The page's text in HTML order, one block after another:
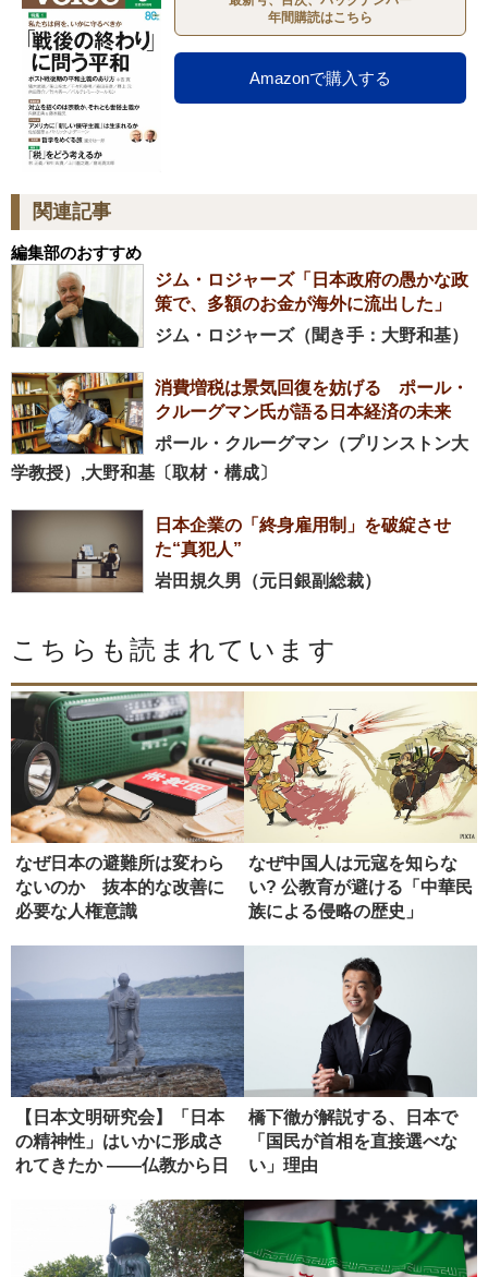
年間購読はこちら
Amazonで購入する
関連記事
編集部のおすすめ
ジム・ロジャーズ「日本政府の愚かな政
策で、多額のお金が海外に流出した」
ジム・ロジャーズ（聞き手：大野和基）
消費増税は景気回復を妨げる ポール・
クルーグマン氏が語る日本経済の未来
ポール・クルーグマン（プリンストン大
学教授）,大野和基〔取材・構成〕
日本企業の「終身雇用制」を破綻させ
た“真犯人”
岩田規久男（元日銀副総裁）
こちらも読まれています
なぜ日本の避難所は変わら
ないのか 抜本的な改善に
必要な人権意識
なぜ中国人は元寇を知らな
い? 公教育が避ける「中華民
族による侵略の歴史」
【日本文明研究会】「日本
の精神性」はいかに形成さ
れてきたか ――仏教から日
橋下徹が解説する、日本で
「国民が首相を直接選べな
い」理由